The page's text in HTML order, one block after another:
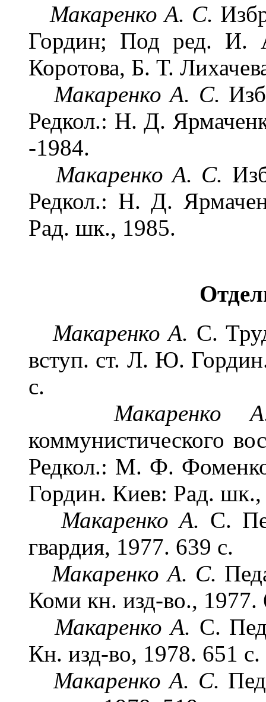
Макаренко А. С.
Гордин; Под ред. И.
Коротова, Б. Т.
Макаренко А. С.
Редкол.: Н. Д.
-1984.
Макаренко А. С.
Редкол.: Н. Д.
Рад. шк., 1985.
Макаренко А. С.
вступ. ст. Л. Ю.
с.
коммунистического
Редкол.: М. Ф.
Гордин. Киев: Рад. шк.,
Макаренко А. С.
гвардия, 1977. 639 с.
Макаренко А. С.
Коми кн. изд-во., 1977.
Макаренко А. С.
Кн. изд-во, 1978. 651 с.
Макаренко А. С.